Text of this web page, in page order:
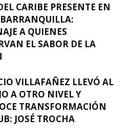
CARIBE PRESENTE EN
A QUIENES
EL SABOR DE LA
VILLAFAÑEZ LLEVÓ AL
A OTRO NIVEL Y
TRANSFORMACIÓN
JOSÉ TROCHA